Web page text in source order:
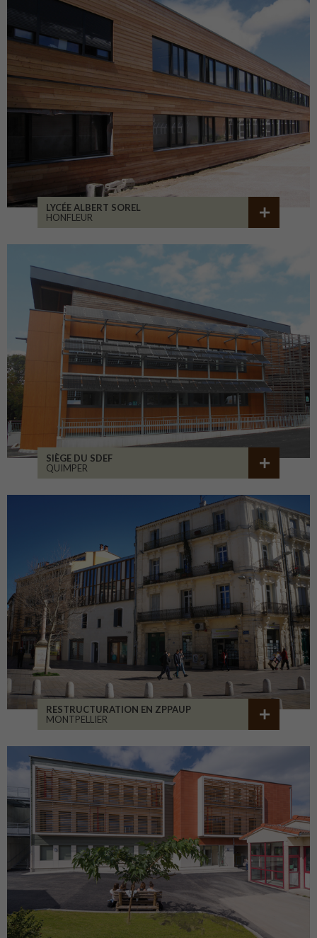
LYCÉE ALBERT SOREL
HONFLEUR
SIÈGE DU SDEF
QUIMPER
RESTRUCTURATION EN ZPPAUP
MONTPELLIER